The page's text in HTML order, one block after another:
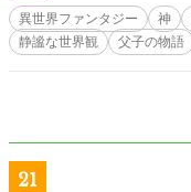
異世界ファンタジー 神
静謐な世界観
父子の物語
21